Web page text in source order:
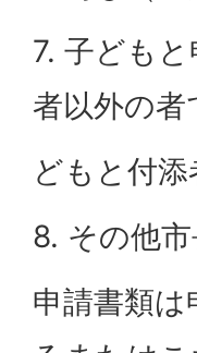
7. 子ども
者以外の者
どもと付
8. その他
申請書類